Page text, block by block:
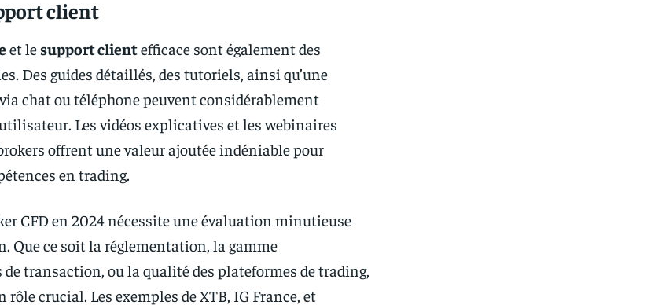
client
et lesupport clientefficace sont également des
Des guides détaillés, des tutoriels, ainsi qu’une
chat ou téléphone peuvent considérablement
Les vidéos explicatives et les webinaires
offrent une valeur ajoutée indéniable pour
en trading.
CFD en 2024 nécessite une évaluation minutieuse
Que ce soit la réglementation, la gamme
transaction, ou la qualité des plateformes de trading,
rôle crucial. Les exemples de XTB, IG France, et